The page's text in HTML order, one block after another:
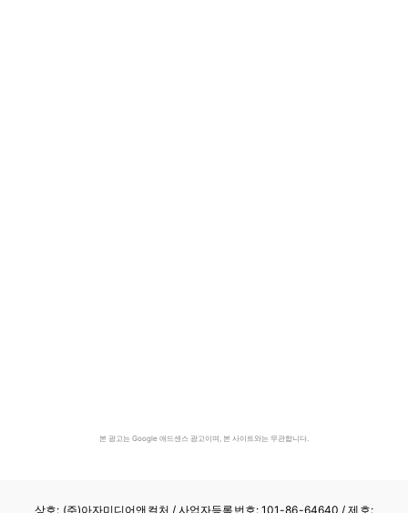
본 광고는 Google 애드센스 광고이며, 본 사이트와는 무관합니다.
상호: (주)아자미디어앤컬처 /사업자등록번호: 101-86-64640 / 제호: